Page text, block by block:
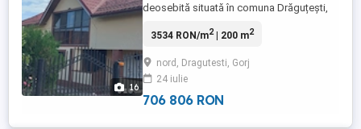
16
deosebită situată în comuna Drăguțești,
pentru investiție sau dezvoltarea unei
compusă din două case, cu regim de
înălțime P+M și P+1, având o suprafață
totală construită de ...
3534 RON/m2| 200 m2
nord, Dragutesti, Gorj
24 iulie
706 806 RON